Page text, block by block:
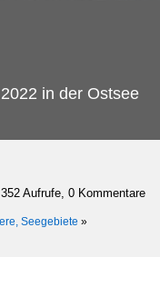
in der Ostsee
Aufrufe, 0 Kommentare
Seegebiete »